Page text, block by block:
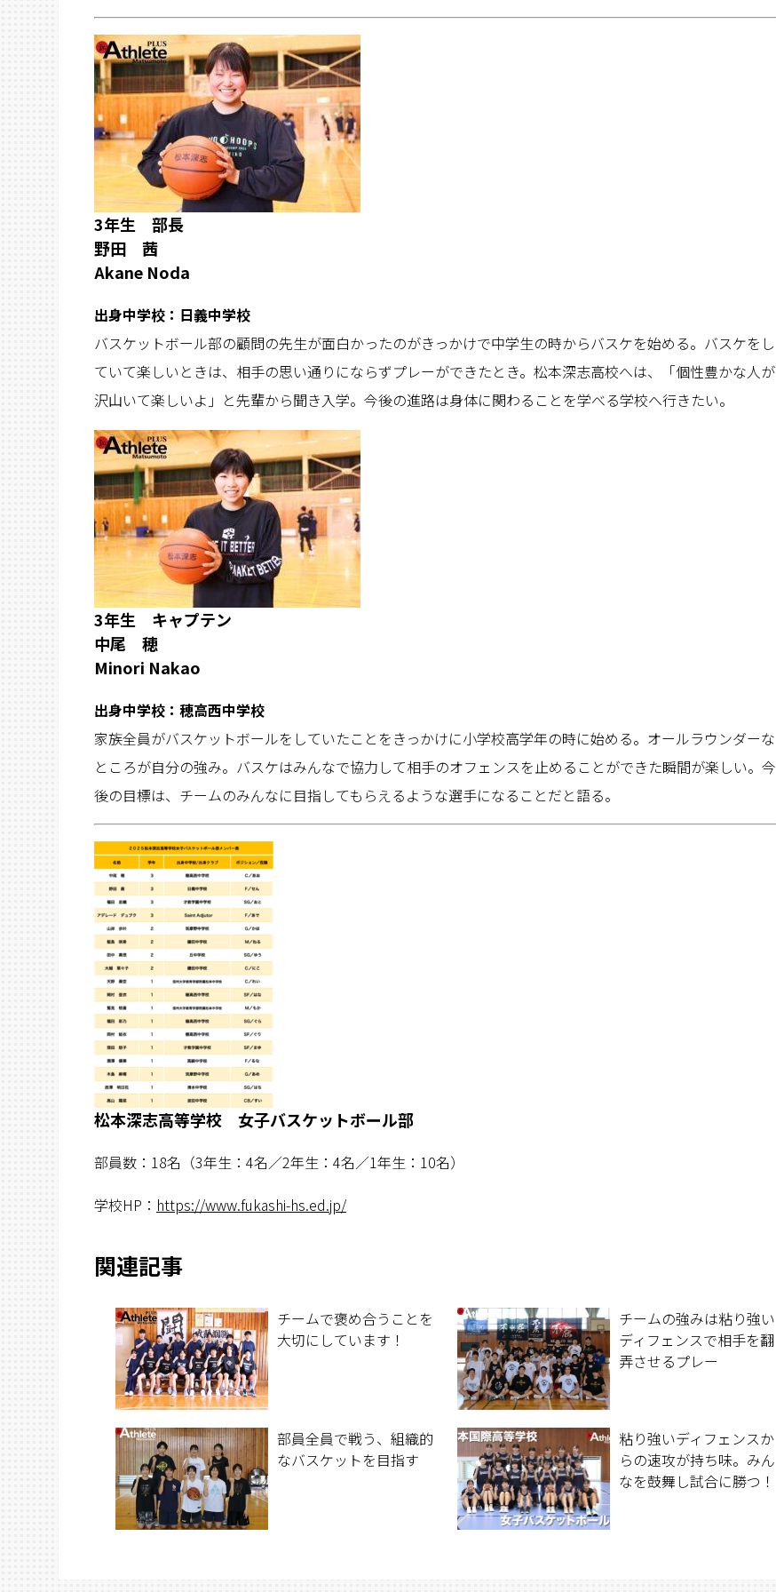
3年生 部長
野田 茜
Akane Noda
出身中学校：日義中学校
バスケットボール部の顧問の先生が面白かったのがきっかけで中学生の時からバスケを始める。バスケをし
ていて楽しいときは、相手の思い通りにならずプレーができたとき。松本深志高校へは、「個性豊かな人が
沢山いて楽しいよ」と先輩から聞き入学。今後の進路は身体に関わることを学べる学校へ行きたい。
3年生 キャプテン
中尾 穂
Minori Nakao
出身中学校：穂高西中学校
家族全員がバスケットボールをしていたことをきっかけに小学校高学年の時に始める。オールラウンダーな
ところが自分の強み。バスケはみんなで協力して相手のオフェンスを止めることができた瞬間が楽しい。今
後の目標は、チームのみんなに目指してもらえるような選手になることだと語る。
松本深志高等学校 女子バスケットボール部
部員数：18名（3年生：4名／2年生：4名／1年生：10名）
学校HP： https://www.fukashi-hs.ed.jp/
関連記事
チームで褒め合うことを
大切にしています！
チームの強みは粘り強い
ディフェンスで相手を翻
弄させるプレー
部員全員で戦う、組織的
なバスケットを目指す
粘り強いディフェンスか
らの速攻が持ち味。みん
なを鼓舞し試合に勝つ！